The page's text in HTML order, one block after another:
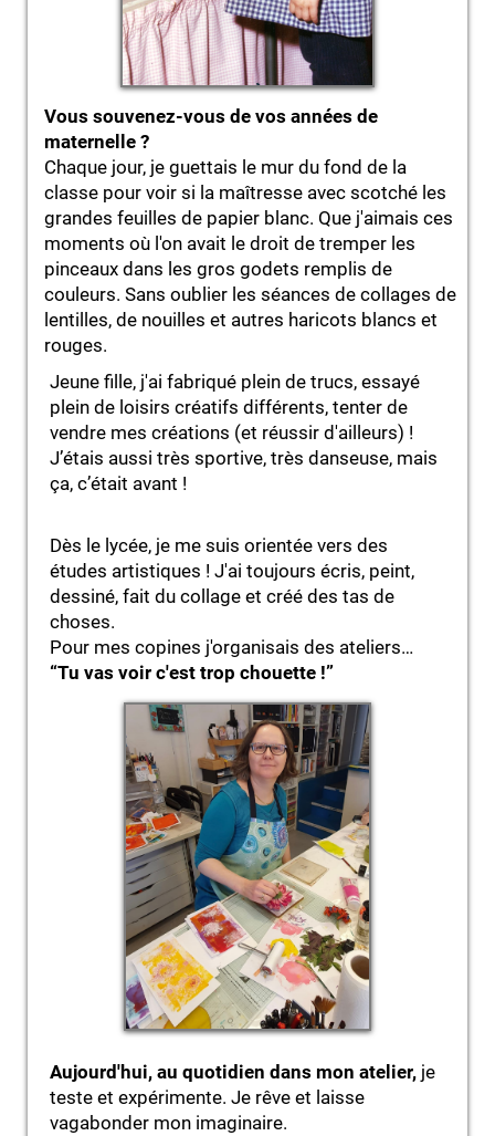
Vous souvenez-vous de vos années de
maternelle ?
Chaque jour, je guettais le mur du fond de la
classe pour voir si la maîtresse avec scotché les
grandes feuilles de papier blanc. Que j'aimais ces
moments où l'on avait le droit de tremper les
pinceaux dans les gros godets remplis de
couleurs. Sans oublier les séances de collages de
lentilles, de nouilles et autres haricots blancs et
rouges.
Jeune fille, j'ai fabriqué plein de trucs, essayé
plein de loisirs créatifs différents, tenter de
vendre mes créations (et réussir d'ailleurs) !
J’étais aussi très sportive, très danseuse, mais
ça, c’était avant !
Dès le lycée, je me suis orientée vers des
études artistiques ! J'ai toujours écris, peint,
dessiné, fait du collage et créé des tas de
choses.
Pour mes copines j'organisais des ateliers…
“Tu vas voir c'est trop chouette !”
Aujourd'hui, au quotidien dans mon atelier, je
teste et expérimente. Je rêve et laisse
vagabonder mon imaginaire.